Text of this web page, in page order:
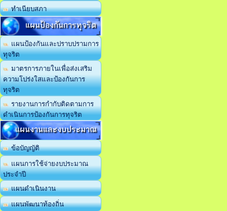
ทำเนียบสภา
แผนป้องกันการทุจริต
แผนป้องกันและปราบปรามการ
ทุจริต
มาตรการภายในเพื่อส่งเสริม
ความโปร่งใสและป้องกันการ
ทุจริต
รายงานการกำกับติดตามการ
ดำเนินการป้องกันการทุจริต
แผนงานและงบประมาณ
ข้อบัญญัติ
แผนการใช้จ่ายงบประมาณ
ประจำปี
แผนดำเนินงาน
แผนพัฒนาท้องถิ่น